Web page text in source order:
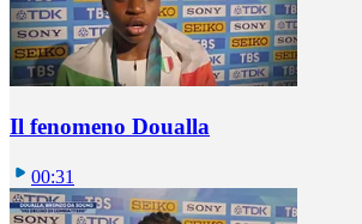
Il fenomeno Doualla
00:31